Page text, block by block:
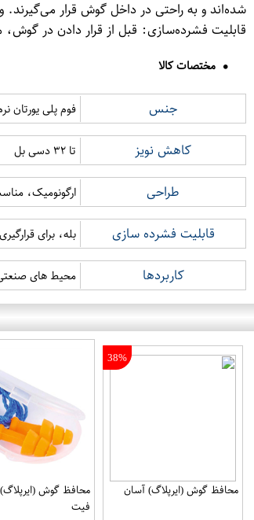
قابلیت فشرده‌سازی: قبل از قرار دادن در
مختصات کالا
جنس فوم پلی یورتان
کاهش نویز تا ۳۲ دسی بل
طراحی ارگونومیک،
قابلیت فشرده سازی بله، برای
کاربردها محیط های
38%
محافظ گوش (ایرپلاگ) آسان
محافظ گوش
فیت